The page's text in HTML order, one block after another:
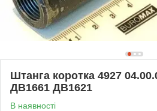
Штанга коротка 4927
ДВ1661 ДВ1621
В наявності